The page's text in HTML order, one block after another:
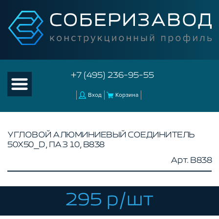
+7 (495) 236-95-55
Вход Корзина
КАТАЛОГ ТОВАРОВ
КОНСТРУКЦИОННЫЙ ПРОФИЛЬ
КОМПЛЕКТУЮЩИЕ К ЧПУ
АКСЕССУАРЫ ДЛЯ V-ПАЗА
УГЛОВОЙ АЛЮМИНИЕВЫЙ СОЕДИНИТЕЛЬ
50Х50_D, ПАЗ 10, B838
Арт. B838
295 р/шт